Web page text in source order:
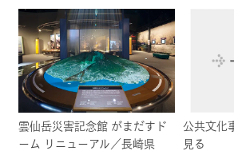
雲仙岳災害記念館 がまだすド
ーム リニューアル／長崎県
公共文化
見る